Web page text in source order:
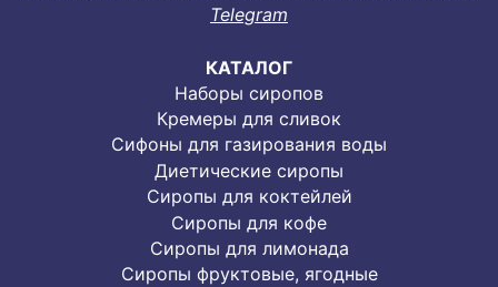
Telegram
КАТАЛОГ
Наборы сиропов
Кремеры для сливок
Сифоны для газирования воды
Диетические сиропы
Сиропы для коктейлей
Сиропы для кофе
Сиропы для лимонада
Cиропы фруктовые, ягодные